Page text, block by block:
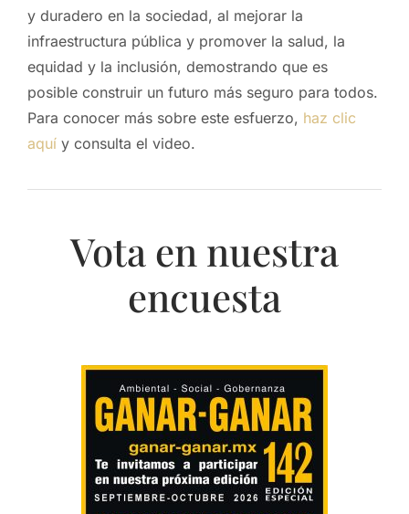
y duradero en la sociedad, al mejorar la
infraestructura pública y promover la salud, la
equidad y la inclusión, demostrando que es
posible construir un futuro más seguro para todos.
Para conocer más sobre este esfuerzo, haz clic
aquí y consulta el video.
Vota en nuestra
encuesta